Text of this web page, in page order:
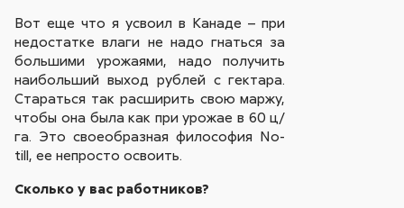
Вот еще что я усвоил в Канаде – при
недостатке влаги не надо гнаться за
большими урожаями, надо получить
наибольший выход рублей с гектара.
Стараться так расширить свою маржу,
чтобы она была как при урожае в 60 ц/
га. Это своеобразная философия No-
till, ее непросто освоить.
Сколько у вас работников?